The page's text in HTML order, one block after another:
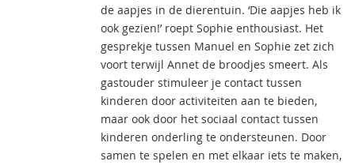
de aapjes in de dierentuin. ‘Die aapjes heb ik
ook gezien!’ roept Sophie enthousiast. Het
gesprekje tussen Manuel en Sophie zet zich
voort terwijl Annet de broodjes smeert. Als
gastouder stimuleer je contact tussen
kinderen door activiteiten aan te bieden,
maar ook door het sociaal contact tussen
kinderen onderling te ondersteunen. Door
samen te spelen en met elkaar iets te maken,